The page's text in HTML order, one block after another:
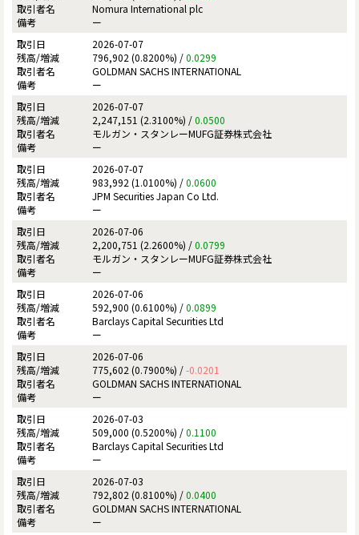
Nomura International plc
ー
2026-07-07
796,902 (0.8200%) /0.0299
GOLDMAN SACHS INTERNATIONAL
ー
2026-07-07
2,247,151 (2.3100%) /0.0500
モルガン・スタンレーMUFG証券株式会社
ー
2026-07-07
983,992 (1.0100%) /0.0600
JPM Securities Japan Co Ltd.
ー
2026-07-06
2,200,751 (2.2600%) /0.0799
モルガン・スタンレーMUFG証券株式会社
ー
2026-07-06
592,900 (0.6100%) /0.0899
Barclays Capital Securities Ltd
ー
2026-07-06
775,602 (0.7900%) /-0.0201
GOLDMAN SACHS INTERNATIONAL
ー
2026-07-03
509,000 (0.5200%) /0.1100
Barclays Capital Securities Ltd
ー
2026-07-03
792,802 (0.8100%) /0.0400
GOLDMAN SACHS INTERNATIONAL
ー